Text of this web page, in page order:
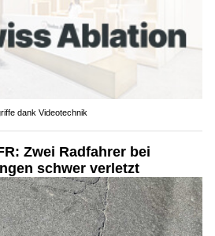
dank Videotechnik
Zwei Radfahrer bei
schwer verletzt